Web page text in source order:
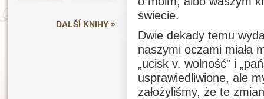
DALŠÍ KNIHY »
świecie.
Dwie dekady temu
naszymi oczami miała
„ucisk v. wolność” i
usprawiedliwione, ale
założyliśmy, że te